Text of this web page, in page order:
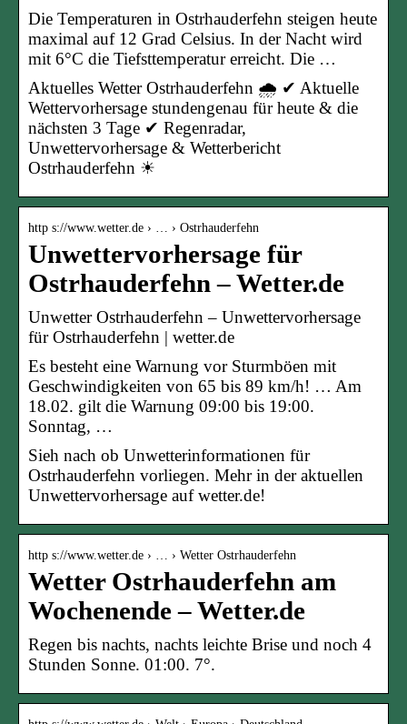
Die Temperaturen in Ostrhauderfehn steigen heute
maximal auf 12 Grad Celsius. In der Nacht wird
mit 6°C die Tiefsttemperatur erreicht. Die …
Aktuelles Wetter Ostrhauderfehn 🌧️ ✔ Aktuelle
Wettervorhersage stundengenau für heute & die
nächsten 3 Tage ✔ Regenradar,
Unwettervorhersage & Wetterbericht
Ostrhauderfehn ☀
http s://www.wetter.de › … › Ostrhauderfehn
Unwettervorhersage für
Ostrhauderfehn – Wetter.de
Unwetter Ostrhauderfehn – Unwettervorhersage
für Ostrhauderfehn | wetter.de
Es besteht eine Warnung vor Sturmböen mit
Geschwindigkeiten von 65 bis 89 km/h! … Am
18.02. gilt die Warnung 09:00 bis 19:00.
Sonntag, …
Sieh nach ob Unwetterinformationen für
Ostrhauderfehn vorliegen. Mehr in der aktuellen
Unwettervorhersage auf wetter.de!
http s://www.wetter.de › … › Wetter Ostrhauderfehn
Wetter Ostrhauderfehn am
Wochenende – Wetter.de
Regen bis nachts, nachts leichte Brise und noch 4
Stunden Sonne. 01:00. 7°.